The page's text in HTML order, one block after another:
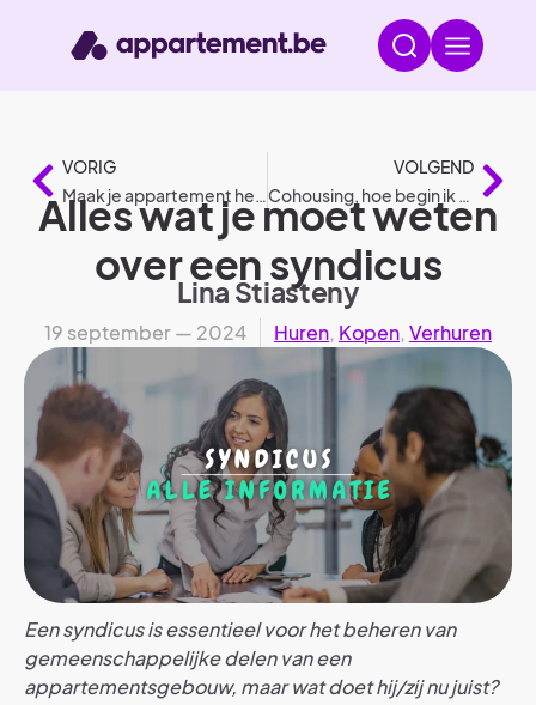
VORIG
Maak je appartement herfst proof: 6 tips
VOLGEND
Cohousing, hoe begin ik eraan?
Alles wat je moet weten
over een syndicus
Lina Stiasteny
19 september — 2024 Huren, Kopen, Verhuren
Een syndicus is essentieel voor het beheren van
gemeenschappelijke delen van een
appartementsgebouw, maar wat doet hij/zij nu juist?